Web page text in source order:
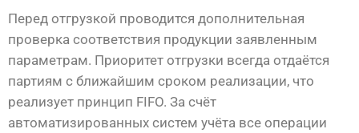
Перед отгрузкой проводится дополнительная
проверка соответствия продукции заявленным
параметрам. Приоритет отгрузки всегда отдаётся
партиям с ближайшим сроком реализации, что
реализует принцип FIFO. За счёт
автоматизированных систем учёта все операции